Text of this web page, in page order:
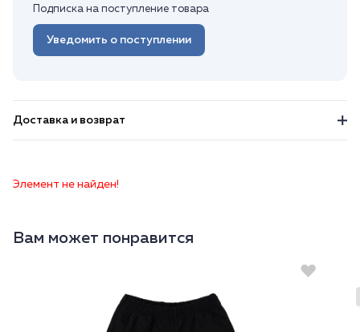
Подписка на поступление товара
Уведомить о поступлении
Доставка и возврат
Элемент не найден!
Вам может понравится